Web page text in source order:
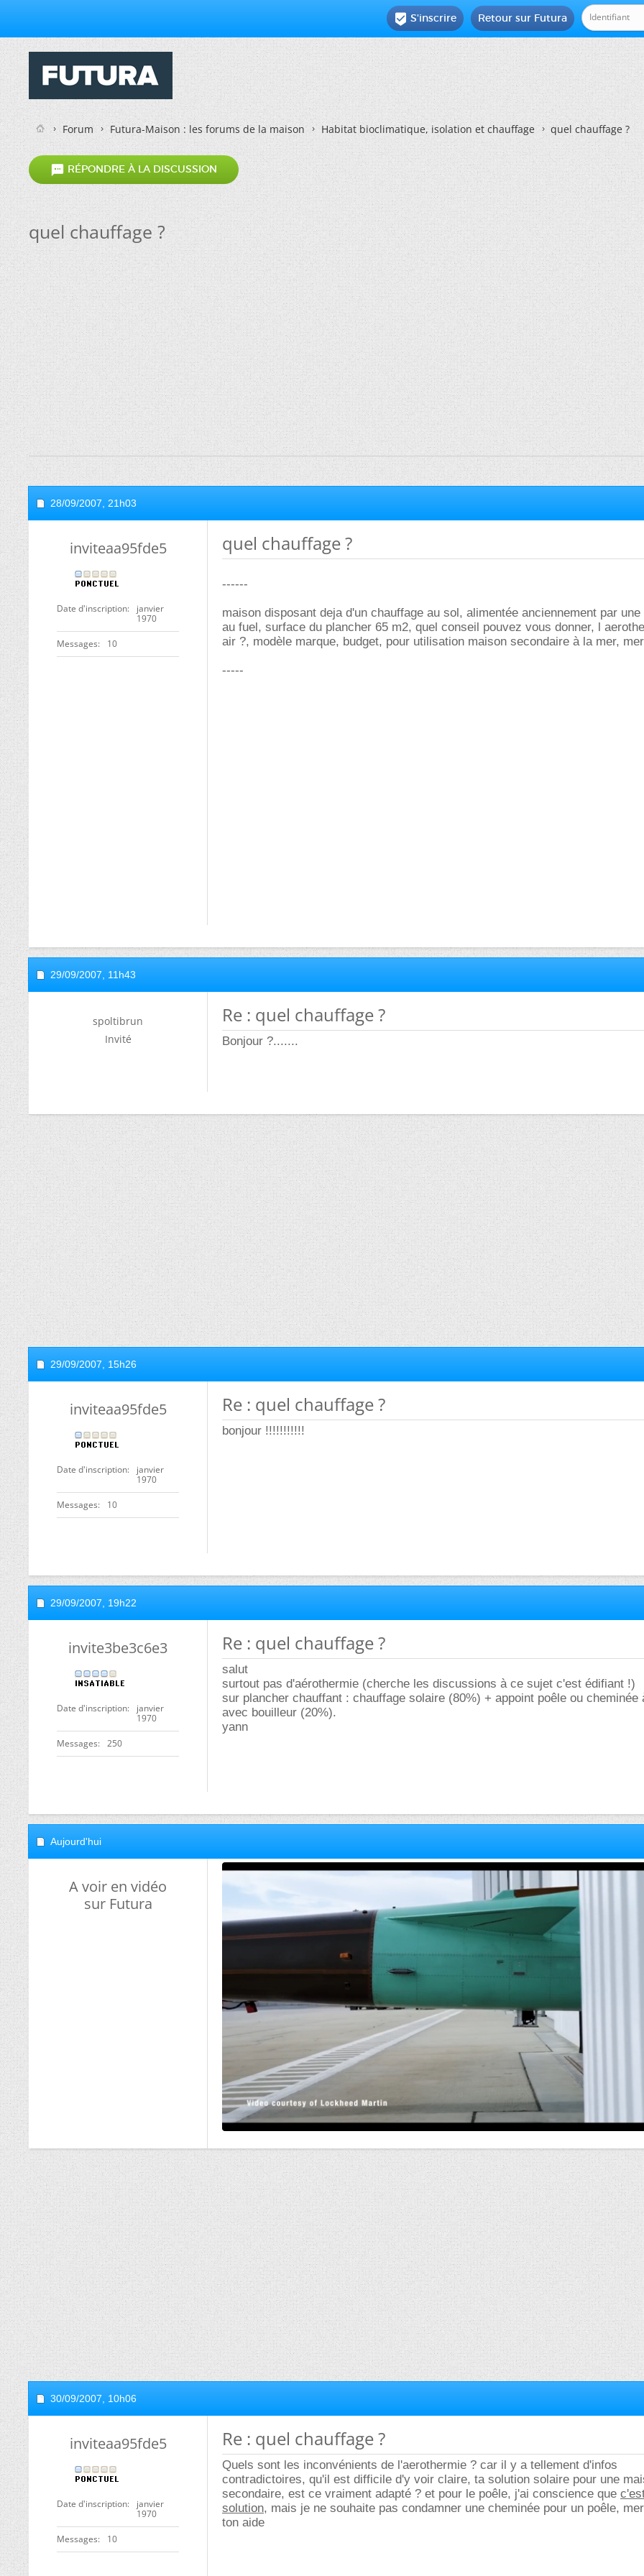
Retour sur Futura
 S'inscrire
Forum Futura-Maison : les forums de la maison Habitat bioclimatique, isolation et chauffage quel chauffage ?
 RÉPONDRE À LA DISCUSSION
quel chauffage ?
28/09/2007, 21h03
inviteaa95fde5
Date d'inscription
janvier
1970
Messages 10
quel chauffage ?
------
maison disposant deja d'un chauffage au sol, alimentée anciennement par une
au fuel, surface du plancher 65 m2, quel conseil pouvez vous donner, l
air ?, modèle marque, budget, pour utilisation maison secondaire à la mer,
-----
29/09/2007, 11h43
spoltibrun
Invité
Re : quel chauffage ?
Bonjour ?.......
29/09/2007, 15h26
inviteaa95fde5
Date d'inscription
janvier
1970
Messages 10
Re : quel chauffage ?
bonjour !!!!!!!!!!!
29/09/2007, 19h22
invite3be3c6e3
Date d'inscription
janvier
1970
Messages 250
Re : quel chauffage ?
salut
surtout pas d'aérothermie (cherche les discussions à ce sujet c'est édifiant !)
sur plancher chauffant : chauffage solaire (80%) + appoint poêle ou cheminée
avec bouilleur (20%).
yann
Aujourd'hui
A voir en vidéo
sur Futura
30/09/2007, 10h06
inviteaa95fde5
Date d'inscription
janvier
1970
Messages 10
Re : quel chauffage ?
Quels sont les inconvénients de l'aerothermie ? car il y a tellement d'infos
contradictoires, qu'il est difficile d'y voir claire, ta solution solaire pour une
secondaire, est ce vraiment adapté ? et pour le poêle, j'ai conscience que
solution, mais je ne souhaite pas condamner une cheminée pour un poêle,
ton aide